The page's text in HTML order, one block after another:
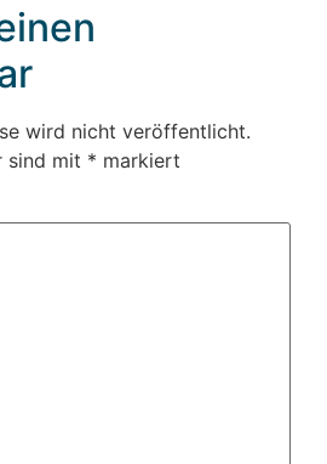
wird nicht veröffentlicht.
sind mit * markiert